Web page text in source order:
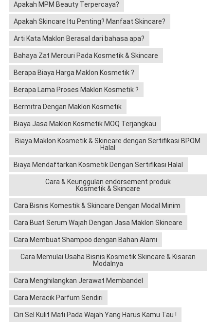
Apakah MPM Beauty Terpercaya?
Apakah Skincare Itu Penting? Manfaat Skincare?
Arti Kata Maklon Berasal dari bahasa apa?
Bahaya Zat Mercuri Pada Kosmetik & Skincare
Berapa Biaya Harga Maklon Kosmetik ?
Berapa Lama Proses Maklon Kosmetik ?
Bermitra Dengan Maklon Kosmetik
Biaya Jasa Maklon Kosmetik MOQ Terjangkau
Biaya Maklon Kosmetik & Skincare dengan Sertifikasi BPOM
Halal
Biaya Mendaftarkan Kosmetik Dengan Sertifikasi Halal
Cara & Keunggulan endorsement produk
Kosmetik & Skincare
Cara Bisnis Komestik & Skincare Dengan Modal Minim
Cara Buat Serum Wajah Dengan Jasa Maklon Skincare
Cara Membuat Shampoo dengan Bahan Alami
Cara Memulai Usaha Bisnis Kosmetik Skincare & Kisaran
Modalnya
Cara Menghilangkan Jerawat Membandel
Cara Meracik Parfum Sendiri
Ciri Sel Kulit Mati Pada Wajah Yang Harus Kamu Tau !